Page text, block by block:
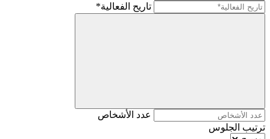
تاريح الفعالية*
عدد الأشخاص
ترتيب الجلوس